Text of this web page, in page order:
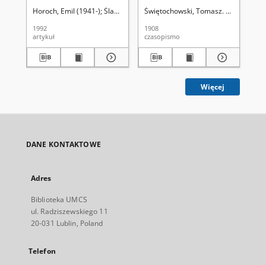
Horoch, Emil (1941-) Śladkowski, Wiesław (1935-). Red.
1992
artykuł
(wrzesień 1908)
Świętochowski, Tomasz. Red
1908
czasopismo
Więcej
DANE KONTAKTOWE
Adres
Biblioteka UMCS
ul. Radziszewskiego 11
20-031 Lublin, Poland
Telefon